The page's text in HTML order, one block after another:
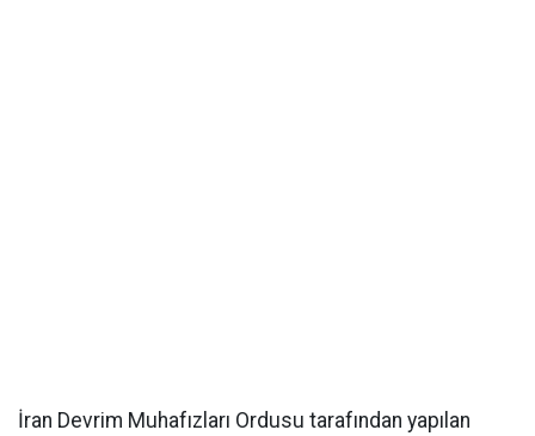
İran Devrim Muhafızları Ordusu tarafından yapılan